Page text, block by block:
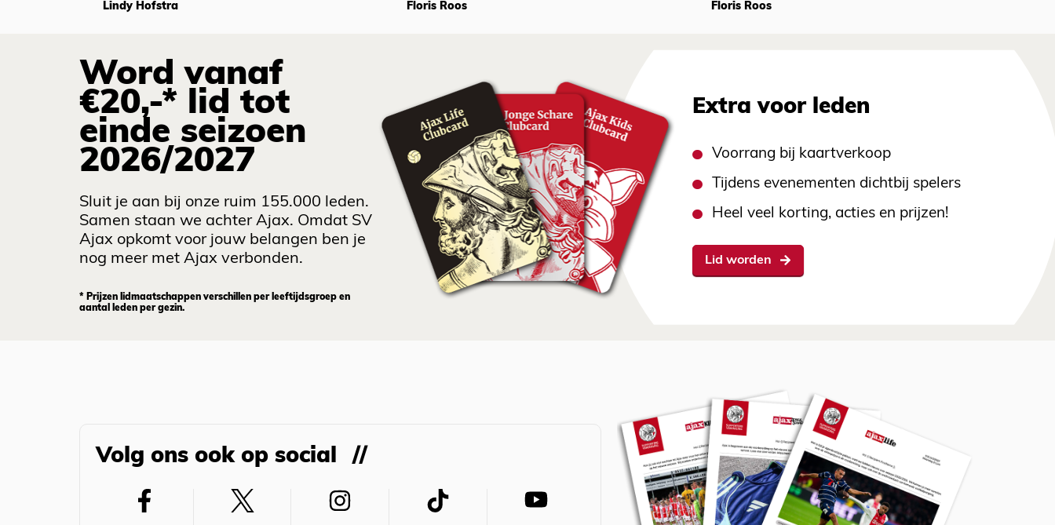
Lindy Hofstra Floris Roos Floris Roos
Word vanaf
€20,-* lid tot
einde seizoen
2026/2027
Sluit je aan bij onze ruim 155.000 leden.
Samen staan we achter Ajax. Omdat SV
Ajax opkomt voor jouw belangen ben je
nog meer met Ajax verbonden.
* Prijzen lidmaatschappen verschillen per leeftijdsgroep en
aantal leden per gezin.
Extra voor leden
Voorrang bij kaartverkoop
Tijdens evenementen dichtbij spelers
Heel veel korting, acties en prijzen!
Lid worden
Volg ons ook op social